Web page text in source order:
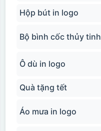
Hộp bút in logo
Bộ bình cốc thủy tinh
Ô dù in logo
Quà tặng tết
Áo mưa in logo